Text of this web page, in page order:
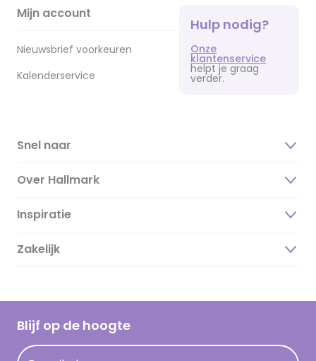
Mijn account
Nieuwsbrief voorkeuren
Kalenderservice
Hulp nodig?
Onze
klantenservice
helpt je graag
verder.
Snel naar
Over Hallmark
Over ons
Duurzaamheid
Hallmark Kaartclub
Acties
Inspiratie
Magazine
Cadeau inspiratie
Kaartinspiratie
Zakelijk
Blijf op de hoogte